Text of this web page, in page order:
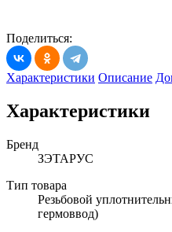
Поделиться:
Характеристики Описание
Характеристики
Бренд
ЗЭТАРУС
Тип товара
Резьбовой
гермоввод)